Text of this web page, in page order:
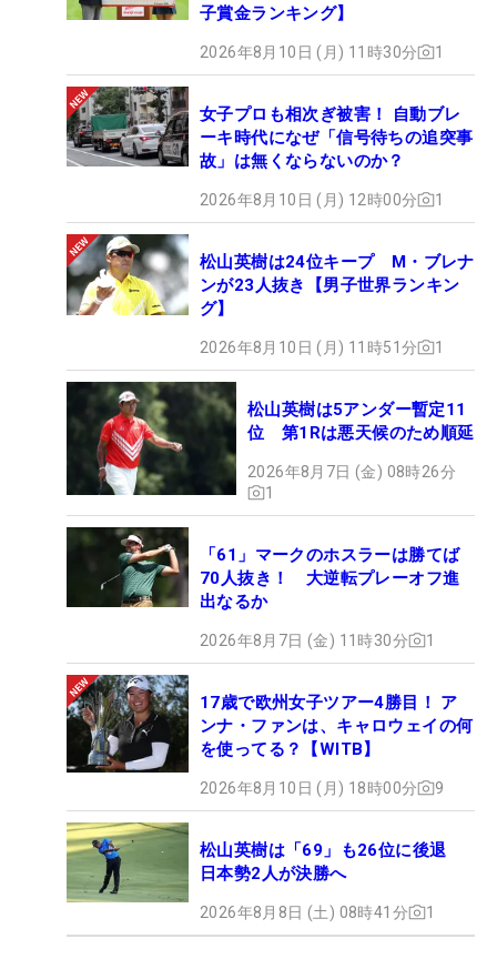
子賞金ランキング】
2026年8月10日 (月) 11時30分 1
女子プロも相次ぎ被害！ 自動ブレ
ーキ時代になぜ「信号待ちの追突事
故」は無くならないのか？
2026年8月10日 (月) 12時00分 1
松山英樹は24位キープ M・ブレナ
ンが23人抜き【男子世界ランキン
グ】
2026年8月10日 (月) 11時51分 1
松山英樹は5アンダー暫定11
位 第1Rは悪天候のため順延
2026年8月7日 (金) 08時26分
1
「61」マークのホスラーは勝てば
70人抜き！ 大逆転プレーオフ進
出なるか
2026年8月7日 (金) 11時30分 1
17歳で欧州女子ツアー4勝目！ ア
ンナ・ファンは、キャロウェイの何
を使ってる？【WITB】
2026年8月10日 (月) 18時00分 9
松山英樹は「69」も26位に後退
日本勢2人が決勝へ
2026年8月8日 (土) 08時41分 1